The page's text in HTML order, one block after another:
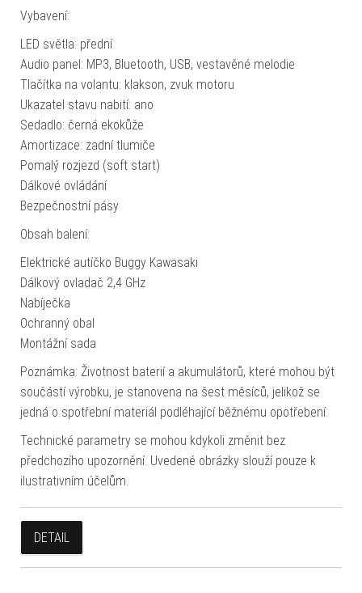
Vybavení:
LED světla: přední
Audio panel: MP3, Bluetooth, USB, vestavěné melodie
Tlačítka na volantu: klakson, zvuk motoru
Ukazatel stavu nabití: ano
Sedadlo: černá ekokůže
Amortizace: zadní tlumiče
Pomalý rozjezd (soft start)
Dálkové ovládání
Bezpečnostní pásy
Obsah balení:
Elektrické autíčko Buggy Kawasaki
Dálkový ovladač 2,4 GHz
Nabíječka
Ochranný obal
Montážní sada
Poznámka: Životnost baterií a akumulátorů, které mohou být
součástí výrobku, je stanovena na šest měsíců, jelikož se
jedná o spotřební materiál podléhající běžnému opotřebení.
Technické parametry se mohou kdykoli změnit bez
předchozího upozornění. Uvedené obrázky slouží pouze k
ilustrativním účelům.
DETAIL